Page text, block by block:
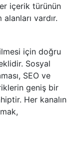
içerik türünün
vardır.
için doğru
Sosyal
SEO ve
geniş bir
Her kanalın